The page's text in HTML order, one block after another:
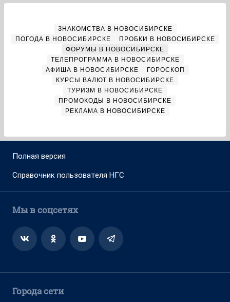
ЗНАКОМСТВА В НОВОСИБИРСКЕ
ПОГОДА В НОВОСИБИРСКЕ
ПРОБКИ В НОВОСИБИРСКЕ
ФОРУМЫ В НОВОСИБИРСКЕ
ТЕЛЕПРОГРАММА В НОВОСИБИРСКЕ
АФИША В НОВОСИБИРСКЕ
ГОРОСКОП
КУРСЫ ВАЛЮТ В НОВОСИБИРСКЕ
ТУРИЗМ В НОВОСИБИРСКЕ
ПРОМОКОДЫ В НОВОСИБИРСКЕ
РЕКЛАМА В НОВОСИБИРСКЕ
Полная версия
Справочник пользователя НГС
Мы в соцсетях
Города сети